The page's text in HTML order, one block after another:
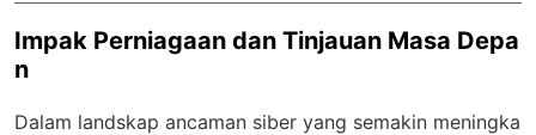
Impak Perniagaan dan Tinjauan Masa Depa
n
Dalam landskap ancaman siber yang semakin meningka